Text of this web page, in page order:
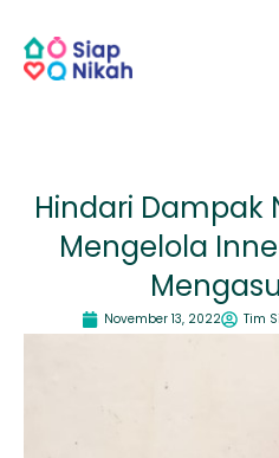
content
Hindari Dampak
Mengelola
November 13, 2022 Tim